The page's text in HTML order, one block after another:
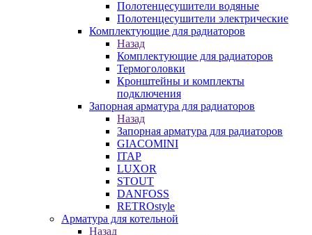
Полотенцесушители водяные
Полотенцесушители электрические
Комплектующие для радиаторов
Назад
Комплектующие для радиаторов
Термоголовки
Кронштейны и комплекты
подключения
Запорная арматура для радиаторов
Назад
Запорная арматура для радиаторов
GIACOMINI
ITAP
LUXOR
STOUT
DANFOSS
RETROstyle
Арматура для котельной
Назад